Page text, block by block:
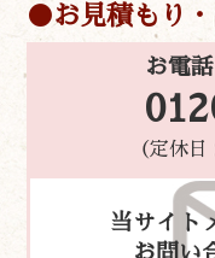
お見積もり
お電
（定休
当サイト
お問い